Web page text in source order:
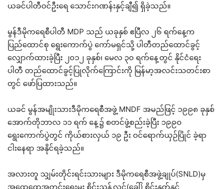
ယခင်ပါတီဝင်ဦးရေ သောင်းဂဏန်းနှင့်ချီ၍ ရှိခဲ့သည်။
မွန်ဒီမိုကရေစီပါတီ MDP သည် ယခုနှစ် ဧပြီလ ၂၆ ရက်နေ့က
ပြည်ထောင်စု ရွေးကောက်ပွဲ ကော်မရှင်သို့ ပါတီတည်ထောင်ခွင့်
လျှောက်ထားခဲ့ပြီး ၂၀၁၂ ခုနှစ်၊ မေလ ၃၀ ရက်နေ့တွင် နိုင်ငံရေး
ပါတီ တည်ထောင်ခွင့်ပြုလိုက်ကြောင်းကို မြန်မာ့အလင်းသတင်းစာ
တွင် ဖော်ပြထားသည်။
ယခင် မွန်အမျိုးသားဒီမိုကရေစီအဖွဲ့ MNDF အမည်ဖြင့် ၁၉၉၈ ခုနှစ်
အောက်တိုဘာလ ၁၁ ရက် နေ့၌ စတင်ဖွဲ့စည်းခဲ့ပြီး ၁၉၉၀
ရွေးကောက်ပွဲတွင် ကိုယ်စားလှယ် ၁၉ ဦး ဝင်ရောက်ယှဉ်ပြိုင် ခဲ့ရာ
ငါးနေရာ အနိုင်ရခဲ့သည်။
အလားတူ သျှမ်းတိုင်းရင်းသားများ ဒီမိုကရေစီအဖွဲ့ချုပ်(SNLD)မှ
အထွေထွေအတွင်းရေးမှူး စိုင်းညွှန့်လွင်(ခေါ်) စိုင်းနွတ်နှင့်